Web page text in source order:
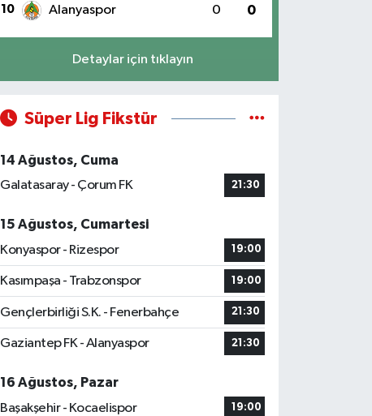
10 Alanyaspor 0 0
Detaylar için tıklayın
Süper Lig Fikstür
14 Ağustos, Cuma
Galatasaray - Çorum FK
21:30
15 Ağustos, Cumartesi
Konyaspor - Rizespor
19:00
Kasımpaşa - Trabzonspor 19:00
Gençlerbirliği S.K. - Fenerbahçe 21:30
Gaziantep FK - Alanyaspor 21:30
16 Ağustos, Pazar
Başakşehir - Kocaelispor
19:00